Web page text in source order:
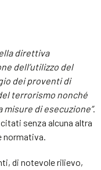
direttiva
dell’utilizzo del
dei proventi di
terrorismo nonché
di esecuzione”.
senza alcuna altra
normativa.
di notevole rilievo,